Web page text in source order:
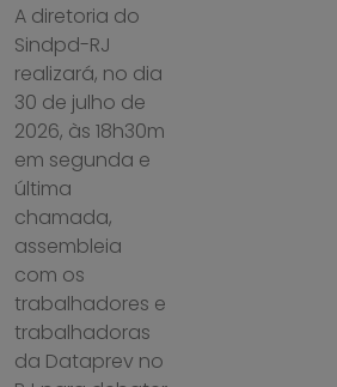
A diretoria do
Sindpd-RJ
realizará, no dia
30 de julho de
2026, às 18h30m
em segunda e
última
chamada,
assembleia
com os
trabalhadores e
trabalhadoras
da Dataprev no